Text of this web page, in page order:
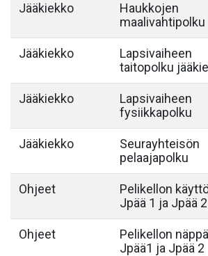
Jääkiekko
Haukkojen
maalivahtipolku
Jääkiekko
Lapsivaiheen
taitopolku
Jääkiekko
Lapsivaiheen
fysiikkapolku
Jääkiekko
Seurayhteisön
pelaajapolku
Ohjeet
Pelikellon
Jpää 1 ja Jpää 2
Ohjeet
Pelikellon
Jpää1 ja Jpää 2